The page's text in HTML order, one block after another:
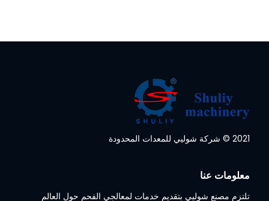
2021 © شركة شوليي للمعدات المحدودة
معلومات عنا
تلتزم مصنع شوليي بتقديم خدمات لمعالجي الفحم حول العالم
Whatsapp
Email